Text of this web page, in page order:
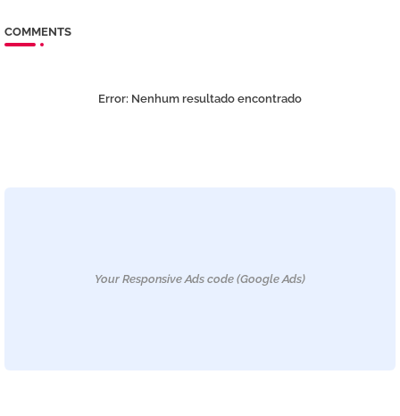
COMMENTS
Error: Nenhum resultado encontrado
Your Responsive Ads code (Google Ads)